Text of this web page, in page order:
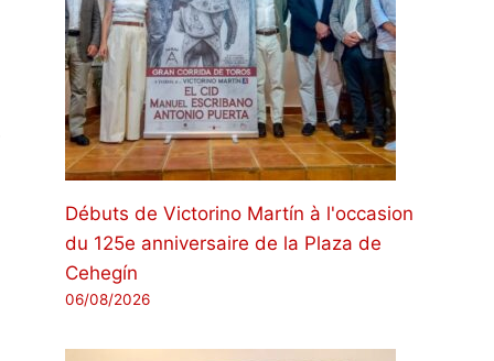
Débuts de Victorino Martín à l'occasion
du 125e anniversaire de la Plaza de
Cehegín
06/08/2026